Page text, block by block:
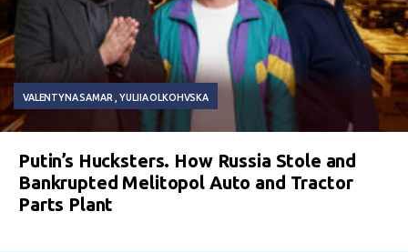
VALENTYNA SAMAR YULIIA OLKOHVSKA
Putin’s Hucksters. How Russia Stole and
Bankrupted Melitopol Auto and Tractor
Parts Plant